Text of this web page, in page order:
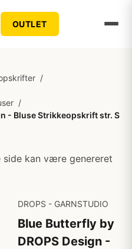
OUTLET
/
/
- Bluse Strikkeopskrift str. S
side kan være genereret
DROPS - GARNSTUDIO
Blue Butterfly by
DROPS Design -